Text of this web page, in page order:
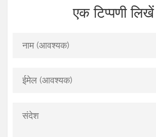
एक टिप्पणी लिखें